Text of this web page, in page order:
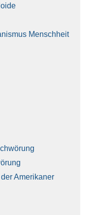
Mensch­heit
Ame­ri­ka­ner